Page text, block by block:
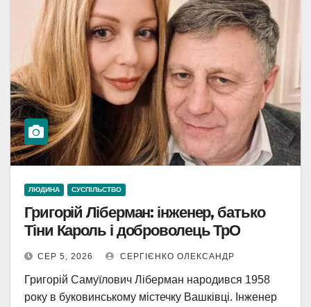
ЛЮДИНА СУСПІЛЬСТВО
Григорій Ліберман: інженер, батько
Тіни Кароль і доброволець ТрО
СЕР 5, 2026 СЕРГІЄНКО ОЛЕКСАНДР
Григорій Самуїлович Ліберман народився 1958
року в буковинському містечку Вашківці. Інженер